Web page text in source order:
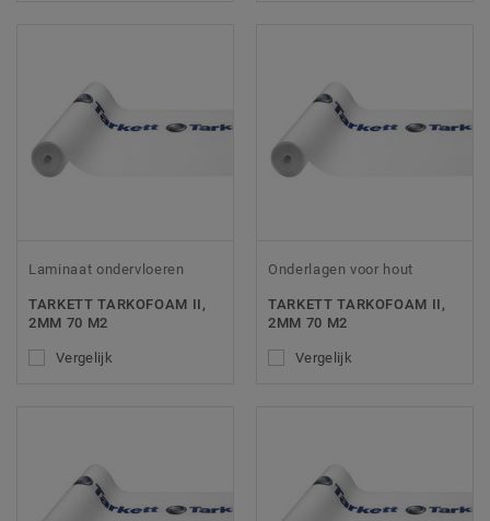
Laminaat ondervloeren
TARKETT TARKOFOAM II,
2MM 70 M2
Vergelijk
Onderlagen voor hout
TARKETT TARKOFOAM II,
2MM 70 M2
Vergelijk